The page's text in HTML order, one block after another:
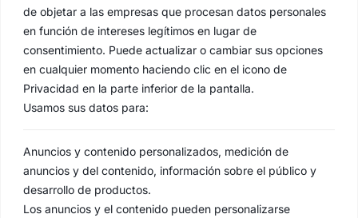
de objetar a las empresas que procesan datos personales
en función de intereses legítimos en lugar de
consentimiento. Puede actualizar o cambiar sus opciones
en cualquier momento haciendo clic en el icono de
Privacidad en la parte inferior de la pantalla.
Usamos sus datos para:
Anuncios y contenido personalizados, medición de
anuncios y del contenido, información sobre el público y
desarrollo de productos.
Los anuncios y el contenido pueden personalizarse